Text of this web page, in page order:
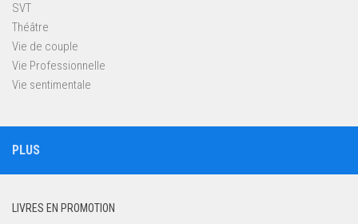
SVT
Théâtre
Vie de couple
Vie Professionnelle
Vie sentimentale
PLUS
LIVRES EN PROMOTION